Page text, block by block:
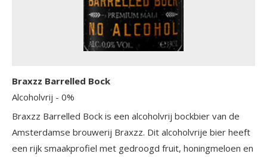
Braxzz Barrelled Bock
Alcoholvrij - 0%
Braxzz Barrelled Bock is een alcoholvrij bockbier van de
Amsterdamse brouwerij Braxzz. Dit alcoholvrije bier heeft
een rijk smaakprofiel met gedroogd fruit, honingmeloen en